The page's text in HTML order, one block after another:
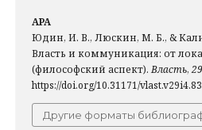
APA
Юдин, И. В., Люскин, М. Б., &
Власть и коммуникация: от
(философский аспект). Власть, 29
https://doi.org/10.31171/
Другие форматы